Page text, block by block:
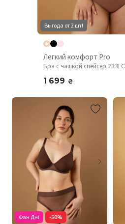
Выгода от 2 шт!
Легкий комфорт Pro
Бра с чашкой спейсер 233LC
1 699 ₴
Фан Дні -50%